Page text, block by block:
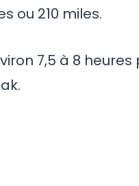
ou 210 miles.
7,5 à 8